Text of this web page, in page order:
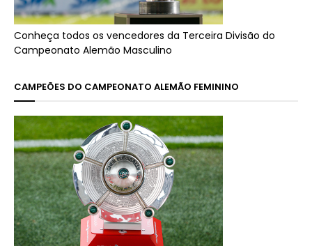
Conheça todos os vencedores da Terceira Divisão do
Campeonato Alemão Masculino
CAMPEÕES DO CAMPEONATO ALEMÃO FEMININO